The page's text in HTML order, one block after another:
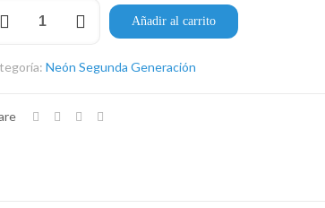
Añadir al carrito
Neón Segunda Generación